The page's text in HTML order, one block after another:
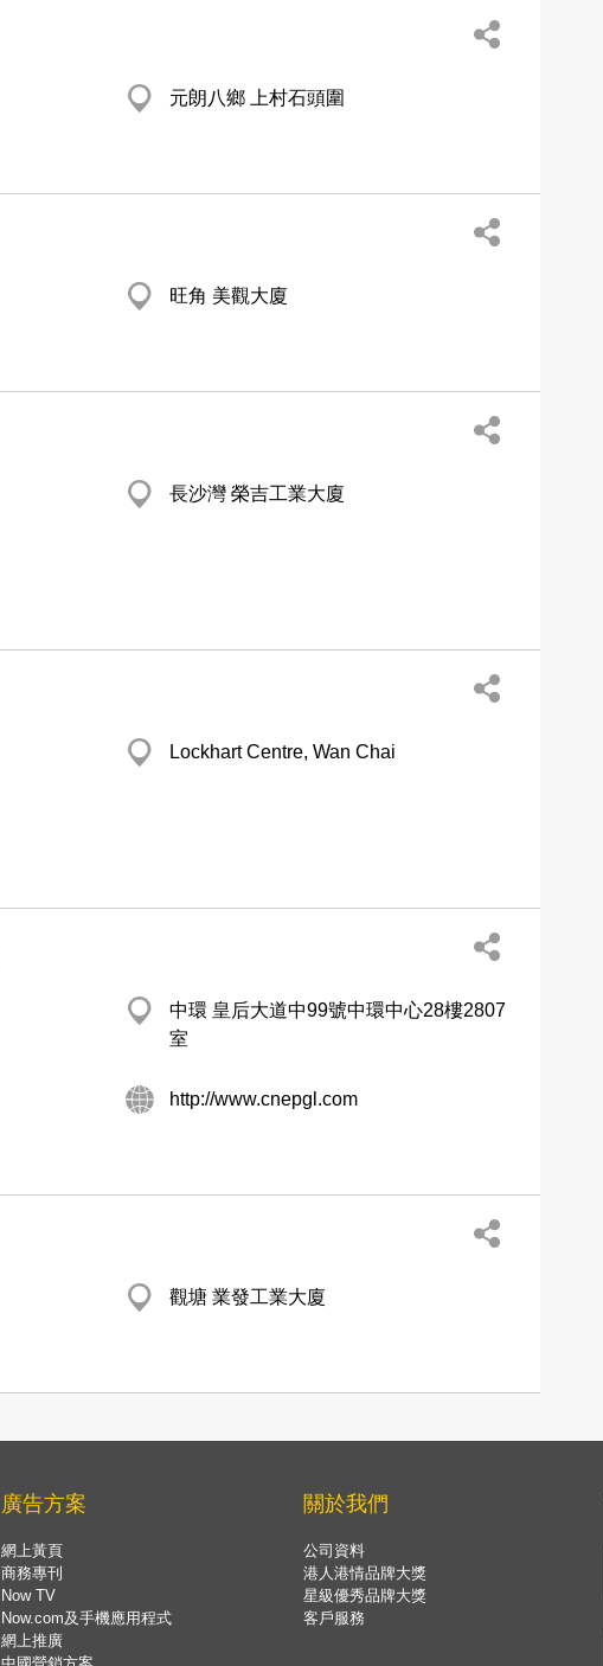
元朗八鄉 上村石頭圍
旺角 美觀大廈
長沙灣 榮吉工業大廈
Lockhart Centre, Wan Chai
中環 皇后大道中99號中環中心28樓2807
室
http://www.cnepgl.com
觀塘 業發工業大廈
廣告方案
網上黃頁
商務專刊
Now TV
Now.com及手機應用程式
網上推廣
關於我們
公司資料
港人港情品牌大獎
星級優秀品牌大獎
客戶服務